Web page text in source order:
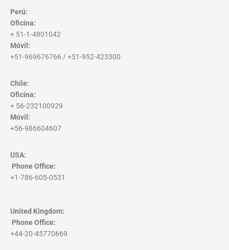
Perú:
Oficina:
+ 51-1-4801042
Móvil:
+51-969676766 / +51-952-423300
Chile:
Oficina:
+ 56-232100929
Móvil:
+56-986604607
USA:
Phone Office:
+1-786-605-0531
United Kingdom:
Phone Office:
+44-20-45770669